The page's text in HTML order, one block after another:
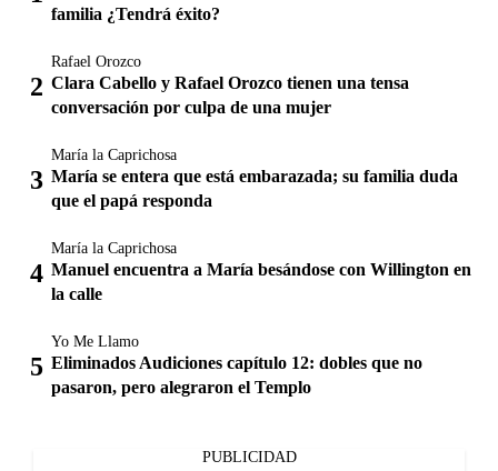
familia ¿Tendrá éxito?
Rafael Orozco
Clara Cabello y Rafael Orozco tienen una tensa
conversación por culpa de una mujer
María la Caprichosa
María se entera que está embarazada; su familia duda
que el papá responda
María la Caprichosa
Manuel encuentra a María besándose con Willington en
la calle
Yo Me Llamo
Eliminados Audiciones capítulo 12: dobles que no
pasaron, pero alegraron el Templo
PUBLICIDAD